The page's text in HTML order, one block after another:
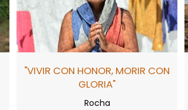
"VIVIR CON HONOR, MORIR CON
GLORIA"
Rocha